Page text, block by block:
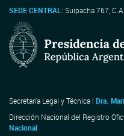
SEDE CENTRAL:Suipacha 767,
Secretaría Legal y Técnica | Dra.
Dirección Nacional del Registro
Nacional